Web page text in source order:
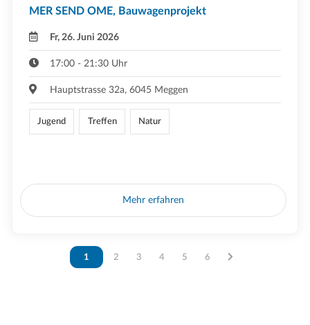
MER SEND OME, Bauwagenprojekt
Fr, 26. Juni 2026
17:00 - 21:30 Uhr
Hauptstrasse 32a, 6045 Meggen
Jugend Treffen Natur
Mehr erfahren
Vous êtes sur la page
1 Vous êtes sur la page
2 Vous êtes sur la page
3 Vous êtes sur la page
4 Vous êtes sur la page
5 Vous êtes sur la page
6